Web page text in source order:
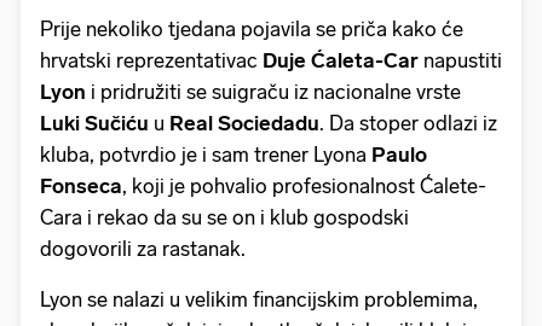
Prije nekoliko tjedana pojavila se priča kako će
hrvatski reprezentativac Duje Ćaleta-Car napustiti
Lyon i pridružiti se suigraču iz nacionalne vrste
Luki Sučiću u Real Sociedadu. Da stoper odlazi iz
kluba, potvrdio je i sam trener Lyona Paulo
Fonseca, koji je pohvalio profesionalnost Ćalete-
Cara i rekao da su se on i klub gospodski
dogovorili za rastanak.
Lyon se nalazi u velikim financijskim problemima,